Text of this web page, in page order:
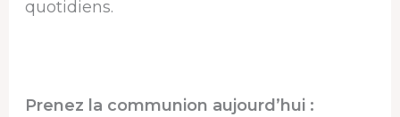
quotidiens.
Prenez la communion aujourd’hui :